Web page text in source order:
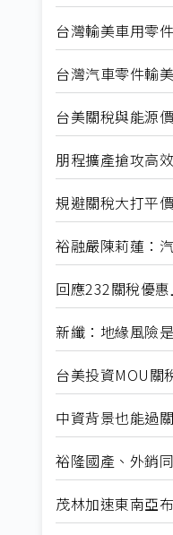
台灣輸美車用零
台灣汽車零件輸
台美關稅與能源
朋程擴產搶攻高
規避關稅大打平
裕融嚴陳莉蓮：
回應232關稅優
新纖：地緣風險
台美投資MOU
中資背景也能過
裕隆國產、外銷
茂林加速東南亞